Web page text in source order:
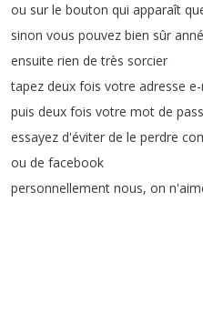
ou sur le bouton qui apparaît
sinon vous pouvez bien sûr
ensuite rien de très sorcier
tapez deux fois votre adresse
puis deux fois votre mot de
essayez d'éviter de le perdre
ou de facebook
personnellement nous, on